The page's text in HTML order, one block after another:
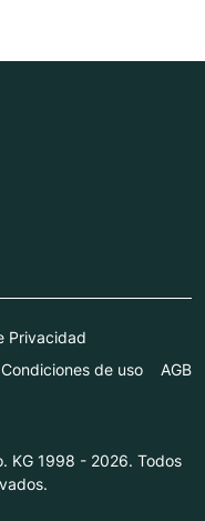
Privacidad
Condiciones de uso
AGB
KG 1998 - 2026. Todos